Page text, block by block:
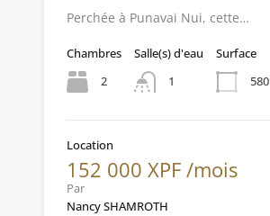
Perchée à Punavai Nui, cette…
Chambres
2
Salle(s) d'eau
1
Surface
580
Location
152 000 XPF /mois
Par
Nancy SHAMROTH